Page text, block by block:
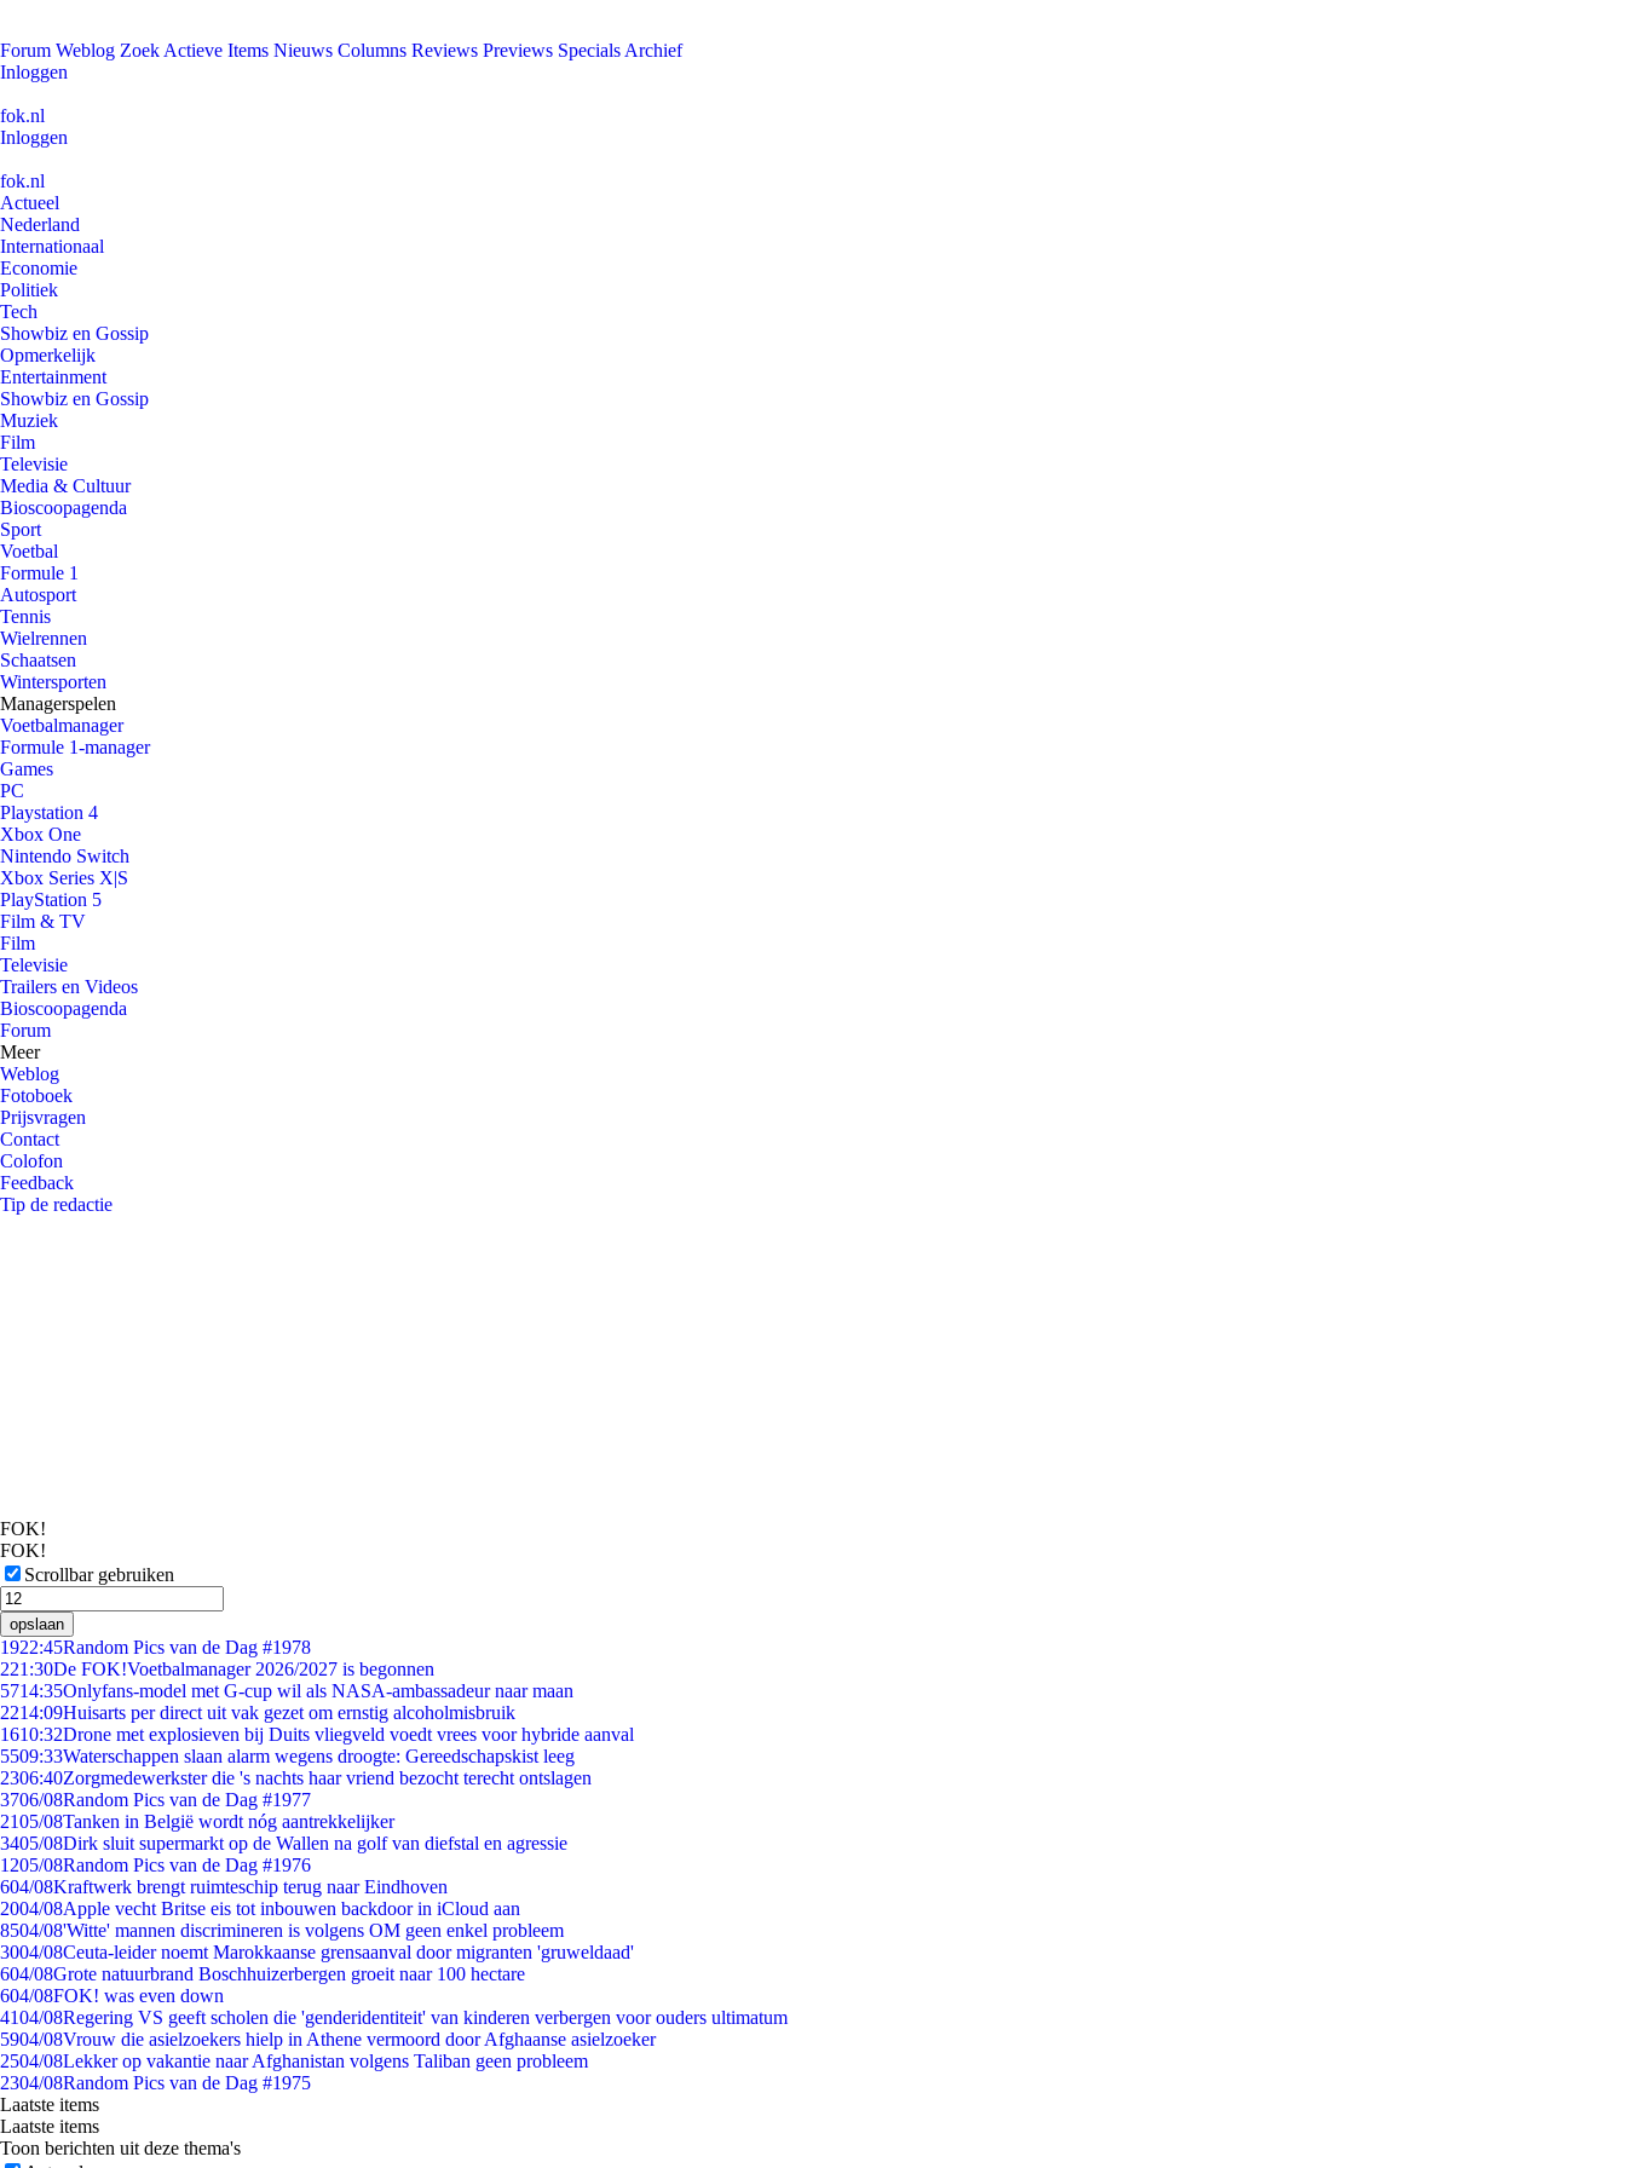
Forum Weblog Zoek Actieve Items Nieuws Columns Reviews Previews Specials Archief
Inloggen
fok.nl
Inloggen
fok.nl
Actueel
Nederland
Internationaal
Economie
Politiek
Tech
Showbiz en Gossip
Opmerkelijk
Entertainment
Showbiz en Gossip
Muziek
Film
Televisie
Media & Cultuur
Bioscoopagenda
Sport
Voetbal
Formule 1
Autosport
Tennis
Wielrennen
Schaatsen
Wintersporten
Managerspelen
Voetbalmanager
Formule 1-manager
Games
PC
Playstation 4
Xbox One
Nintendo Switch
Xbox Series X|S
PlayStation 5
Film & TV
Film
Televisie
Trailers en Videos
Bioscoopagenda
Forum
Meer
Weblog
Fotoboek
Prijsvragen
Contact
Colofon
Feedback
Tip de redactie
FOK!
FOK!
Scrollbar gebruiken
opslaan
1922:45Random Pics van de Dag #1978
221:30De FOK!Voetbalmanager 2026/2027 is begonnen
5714:35Onlyfans-model met G-cup wil als NASA-ambassadeur naar maan
2214:09Huisarts per direct uit vak gezet om ernstig alcoholmisbruik
1610:32Drone met explosieven bij Duits vliegveld voedt vrees voor hybride aanval
5509:33Waterschappen slaan alarm wegens droogte: Gereedschapskist leeg
2306:40Zorgmedewerkster die 's nachts haar vriend bezocht terecht ontslagen
3706/08Random Pics van de Dag #1977
2105/08Tanken in België wordt nóg aantrekkelijker
3405/08Dirk sluit supermarkt op de Wallen na golf van diefstal en agressie
1205/08Random Pics van de Dag #1976
604/08Kraftwerk brengt ruimteschip terug naar Eindhoven
2004/08Apple vecht Britse eis tot inbouwen backdoor in iCloud aan
8504/08'Witte' mannen discrimineren is volgens OM geen enkel probleem
3004/08Ceuta-leider noemt Marokkaanse grensaanval door migranten 'gruweldaad'
604/08Grote natuurbrand Boschhuizerbergen groeit naar 100 hectare
604/08FOK! was even down
4104/08Regering VS geeft scholen die 'genderidentiteit' van kinderen verbergen voor ouders ultimatum
5904/08Vrouw die asielzoekers hielp in Athene vermoord door Afghaanse asielzoeker
2504/08Lekker op vakantie naar Afghanistan volgens Taliban geen probleem
2304/08Random Pics van de Dag #1975
Laatste items
Laatste items
Toon berichten uit deze thema's